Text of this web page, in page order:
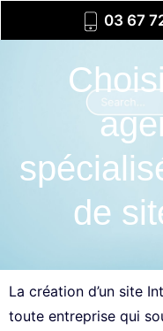
03 67
de
La création d’un site
toute entreprise qui